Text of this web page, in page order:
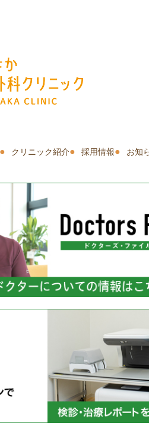
クリニック紹介 採用情報 お知